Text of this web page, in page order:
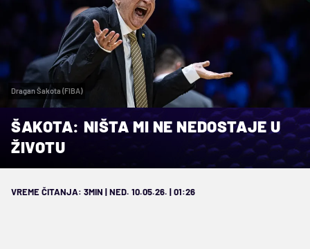
Dragan Šakota (FIBA)
ŠAKOTA: NIŠTA MI NE NEDOSTAJE U
ŽIVOTU
VREME ČITANJA: 3MIN | NED. 10.05.26. | 01:26